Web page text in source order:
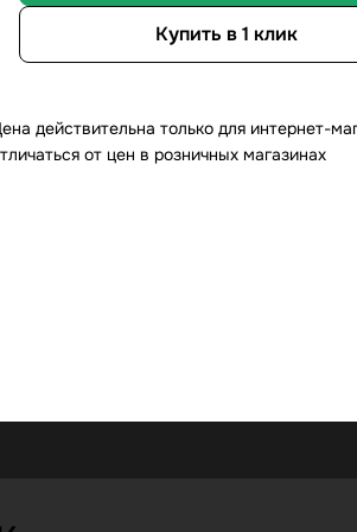
Купить в 1 клик
действительна только для интернет-
от цен в розничных магазинах